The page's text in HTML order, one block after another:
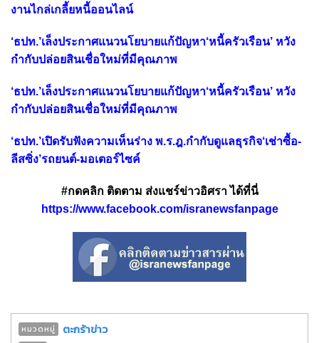
งานไกล่เกลี้ยหนี้ออนไลน์
‘ธปท.’เล็งประกาศแนวนโยบายแก้ปัญหา‘หนี้ครัวเรือน’ หวัง
กำกับปล่อยสินเชื่อใหม่ที่มีคุณภาพ
‘ธปท.’เล็งประกาศแนวนโยบายแก้ปัญหา‘หนี้ครัวเรือน’ หวัง
กำกับปล่อยสินเชื่อใหม่ที่มีคุณภาพ
‘ธปท.’เปิดรับฟังความเห็นร่าง พ.ร.ฎ.กำกับดูแลธุรกิจ‘เช่าซื้อ-
ลีสซิ่ง’รถยนต์-มอเตอร์ไซค์
#กดคลิก ติดตาม ส่งแชร์ข่าวอิศรา ได้ที่นี่
https://www.facebook.com/isranewsfanpage
หมวดหมู่ ตะกร้าข่าว